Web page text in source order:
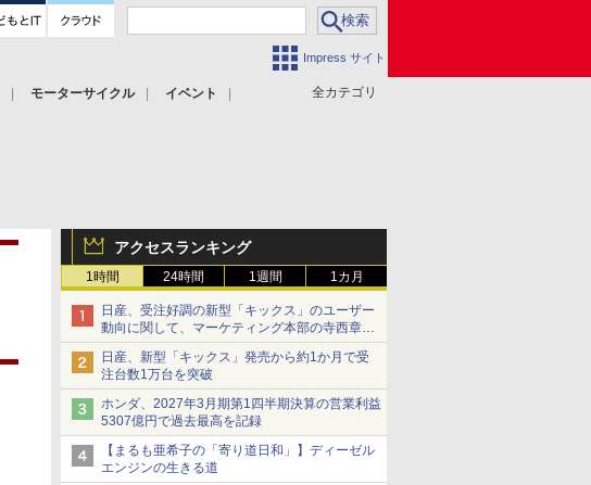
Impress サイト
全カテゴリ
モーターサイクル
イベント
アクセスランキング
1時間 24時間 1週間 1カ月
日産、受注好調の新型「キックス」のユーザー
動向に関して、マーケティング本部の寺西章氏
が解説
日産、新型「キックス」発売から約1か月で受
注台数1万台を突破
ホンダ、2027年3月期第1四半期決算の営業利益
5307億円で過去最高を記録
【まるも亜希子の「寄り道日和」】ディーゼル
エンジンの生きる道